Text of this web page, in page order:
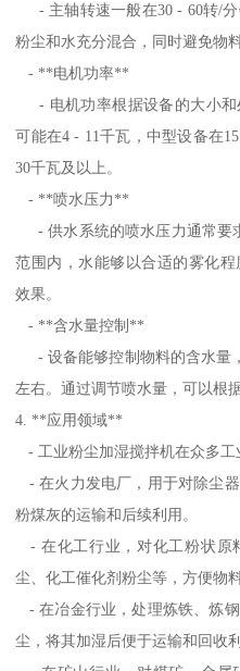
- 主轴转速一般在30 - 60转/分
粉尘和水充分混合，同时避免物
- **电机功率**
- 电机功率根据设备的大小和
可能在4 - 11千瓦，中型设备在
30千瓦及以上。
- **喷水压力**
- 供水系统的喷水压力通常要
范围内，水能够以合适的雾化
效果。
- **含水量控制**
- 设备能够控制物料的含水量
左右。通过调节喷水量，可以根
4. **应用领域**
- 工业粉尘加湿搅拌机在众多工
- 在火力发电厂，用于对除尘
粉煤灰的运输和后续利用。
- 在化工行业，对化工粉状原
尘、化工催化剂粉尘等，方便物
- 在冶金行业，处理炼铁、炼
尘，将其加湿后便于运输和回收